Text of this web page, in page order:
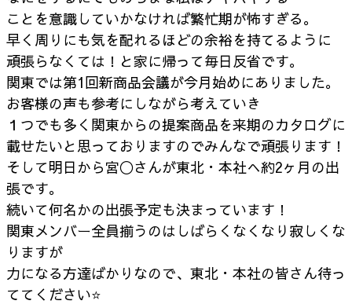
ことを意識していかなければ繁忙期が怖すぎる。
早く周りにも気を配れるほどの余裕を持てるように
頑張らなくては！と家に帰って毎日反省です。
関東では第1回新商品会議が今月始めにありました。
お客様の声も参考にしながら考えていき
１つでも多く関東からの提案商品を来期のカタログに
載せたいと思っておりますのでみんなで頑張ります！
そして明日から宮◯さんが東北・本社へ約2ヶ月の出
張です。
続いて何名かの出張予定も決まっています！
関東メンバー全員揃うのはしばらくなくなり寂しくな
りますが
力になる方達ばかりなので、東北・本社の皆さん待っ
ててください⭐